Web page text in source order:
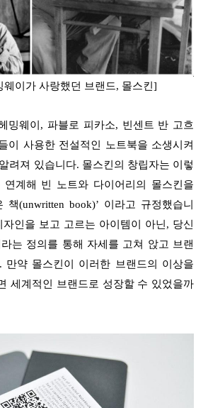
웨이가 사랑했던 브랜드, 몰스킨]
밍웨이, 파블로 피카소, 빈센트 반 고흐
이 사용한 전설적인 노트북을 소생시켜
려져 있습니다. 몰스킨의 창립자는 이렇
계해 빈 노트와 다이어리의 몰스킨을
책(unwritten book)’ 이라고 규정했습니
인을 보고 고르는 아이템이 아닌, 당신
는 정의를 통해 자세를 고쳐 앉고 브랜
만약 몰스킨이 이러한 브랜드의 이상을
세계적인 브랜드로 성장할 수 있었을까